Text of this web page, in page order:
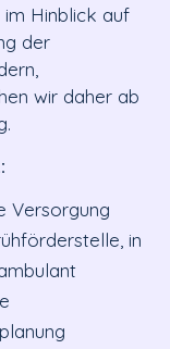
im Hinblick auf
der
wir daher ab
Versorgung
in